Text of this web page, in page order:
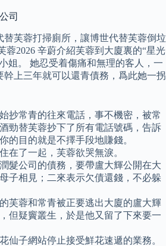
司
替芙蓉打掃廁所，讓博世代替芙蓉倒垃
蓉2026 辛蔚介紹芙蓉到大廈裏的“星光
姐。 她忍受着傷痛和無理的客人，一
上三年就可以還青債務，爲此她一拐
抄常青的往來電話，事不機密，被常
勁替芙蓉抄下了所有電話號碼，告訴
的目的就是不擇手段地賺錢。
在了一起，芙蓉欲哭無淚。
髮公司的債務，要帶盧大輝公開在大
子相見；二來表示欠債還錢，不必躲
芙蓉和常青被正要逃出大廈的盧大輝
但疑竇叢生，於是他又留了下來要一
仙子網站停止接受鮮花速遞的業務。